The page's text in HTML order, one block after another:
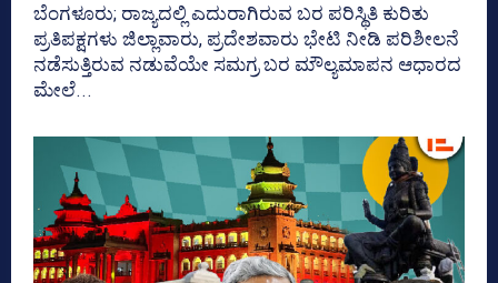
ಬೆಂಗಳೂರು; ರಾಜ್ಯದಲ್ಲಿ ಎದುರಾಗಿರುವ ಬರ ಪರಿಸ್ಥಿತಿ ಕುರಿತು
ಪ್ರತಿಪಕ್ಷಗಳು ಜಿಲ್ಲಾವಾರು, ಪ್ರದೇಶವಾರು ಭೇಟಿ ನೀಡಿ ಪರಿಶೀಲನೆ
ನಡೆಸುತ್ತಿರುವ ನಡುವೆಯೇ ಸಮಗ್ರ ಬರ ಮೌಲ್ಯಮಾಪನ ಆಧಾರದ
ಮೇಲೆ...